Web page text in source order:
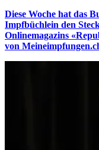
Diese Woche hat das
Impfbüchlein den
Onlinemagazins
von